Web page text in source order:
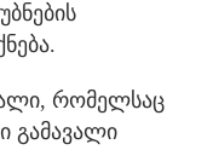
რომელსაც
გამავალი